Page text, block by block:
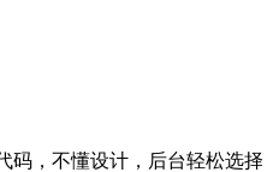
码，不懂设计，后台轻松选择